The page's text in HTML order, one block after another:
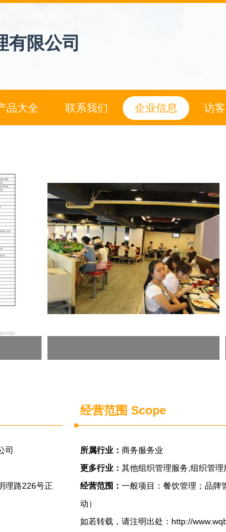
有限公司
品大全 联系我们 企业信息 访
司
理路226号正
经营范围 Scope
所属行业： 商务服务业
更多行业： 其他组织管理服务,组织管
经营范围： 一般项目：餐饮管理；品牌
动）
如若转载，请注明出处：http://